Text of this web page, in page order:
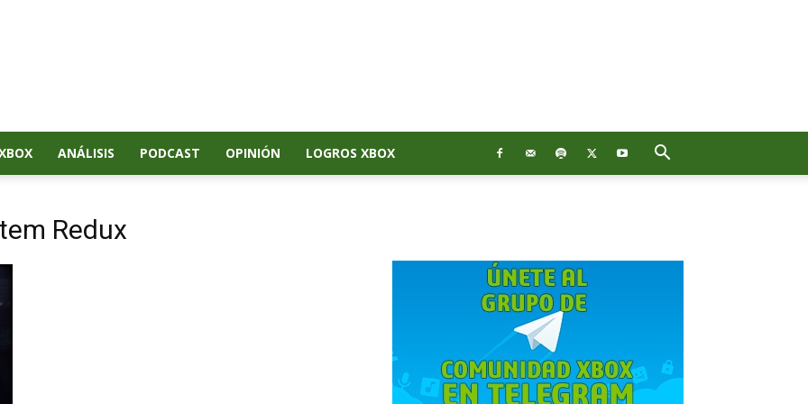
ANÁLISIS PODCAST OPINIÓN LOGROS XBOX
Redux